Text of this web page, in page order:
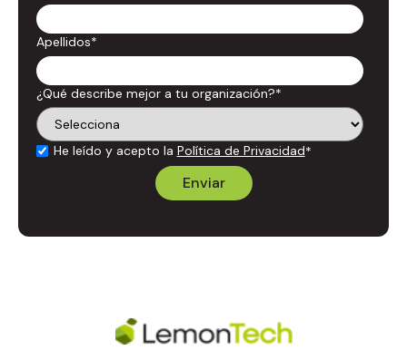
Apellidos*
¿Qué describe mejor a tu organización?*
He leído y acepto la Política de Privacidad*